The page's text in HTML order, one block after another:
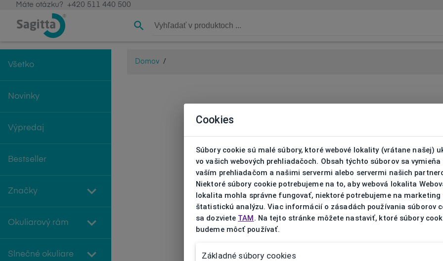
Máte otázku? +420 511 440 500
Všetko
Novinky
Výpredaj
Bestseller
Značky
Okuliarový rám
Slnečné okuliare
Domov /
Cookies
Súbory cookie sú malé súbory, ktoré webové lokality (vrátane našej)
vo vašich webových prehliadačoch. Obsah týchto súborov sa vymieňa
vaším prehliadačom a našimi servermi alebo servermi našich
Niektoré súbory cookie potrebujeme na to, aby webová lokalita
lokalita mohla správne fungovať, niektoré potrebujeme na marketing
štatistickú analýzu. Viac informácií o zásadách používania súborov
sa dozviete TAM. Na tejto stránke môžete nastaviť, ktoré súbory
budeme môcť používať.
Základné súbory cookies